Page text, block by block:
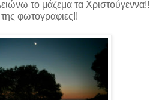
το μάζεμα τα Χριστούγεννα!!
της φωτογραφιες!!